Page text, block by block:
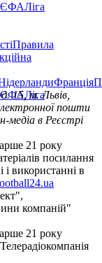
Ліга
Правила
Франція
Ліга
15, м. Львів,
пошти
медіа в Реєстрі
21 року
посилання
використанні в
компаній"
21 року